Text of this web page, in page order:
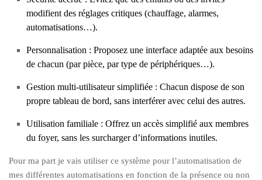
modifient des réglages critiques (chauffage, alarmes,
automatisations…).
Personnalisation : Proposez une interface adaptée aux besoins
de chacun (par pièce, par type de périphériques…).
Gestion multi-utilisateur simplifiée : Chacun dispose de son
propre tableau de bord, sans interférer avec celui des autres.
Utilisation familiale : Offrez un accès simplifié aux membres
du foyer, sans les surcharger d’informations inutiles.
Pour ma part je vais utiliser ce système pour l’automatisation de
mes différentes automatisations en fonction de la présence ou non